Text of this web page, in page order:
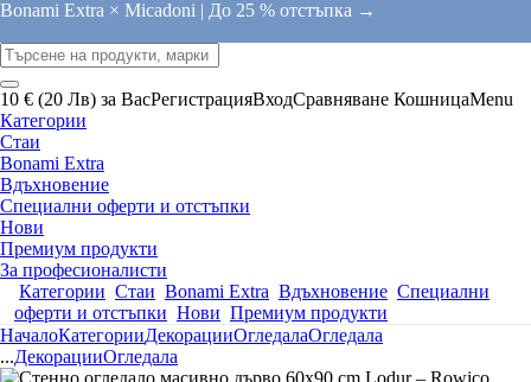
Bonami Extra × Micadoni | До 25 % отстъпка →
10 € (20 Лв) за ВасРегистрацияВходСравняване КошницаMenu
Категории
Стаи
Bonami Extra
Вдъхновение
Специални оферти и отстъпки
Нови
Премиум продукти
За професионалисти
Категории Стаи Bonami Extra Вдъхновение Специални
оферти и отстъпки Нови Премиум продукти
НачалоКатегорииДекорацииОгледалаОгледала
...ДекорацииОгледала